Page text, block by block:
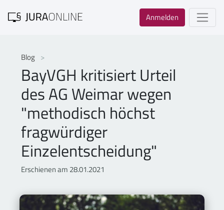
Anmelden
Blog
BayVGH kritisiert Urteil
des AG Weimar wegen
"methodisch höchst
fragwürdiger
Einzelentscheidung"
Erschienen am 28.01.2021